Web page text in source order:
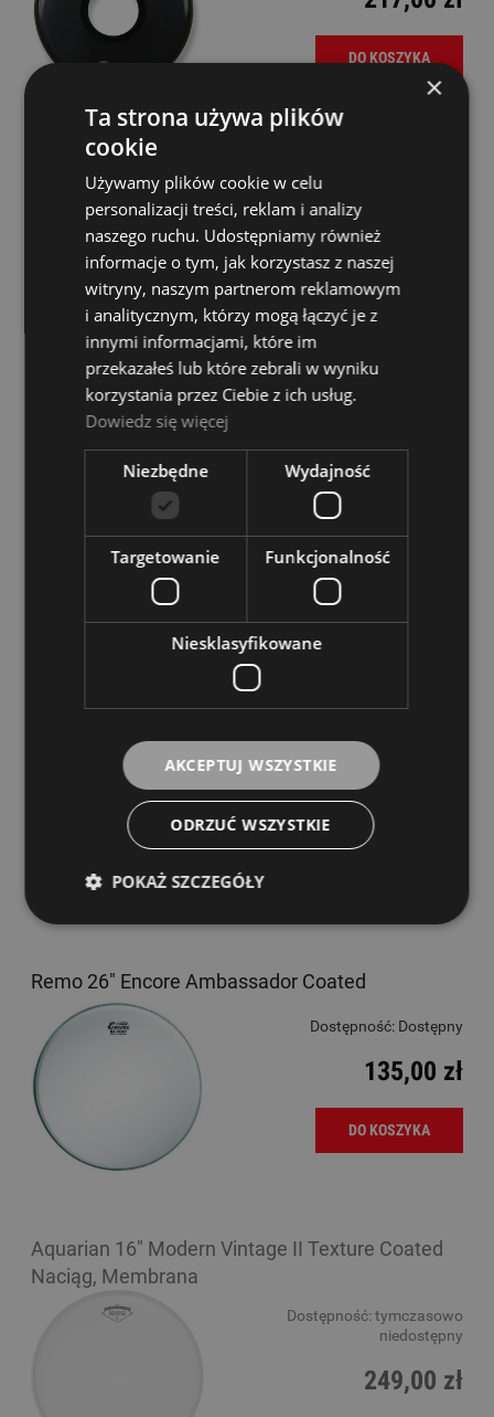
DO KOSZYKA
Evans 20" EQ1 Coated White
Dostępność:
175,00 zł
DO KOSZYKA
Evans 24" EQ3 Reso Black
Dostępność:
184,00 zł
Remo 22" Encore Ambassador Bassdrum Coated
Dostępność:
105,00 zł
Remo 26" Encore Ambassador Coated
Dostępność: Dostępny
135,00 zł
DO KOSZYKA
Aquarian 16" Modern Vintage II Texture Coated
Naciąg, Membrana
Dostępność: tymczasowo
niedostępny
249,00 zł
×
Ta strona używa plików
cookie
Używamy plików cookie w celu
personalizacji treści, reklam i analizy
naszego ruchu. Udostępniamy również
informacje o tym, jak korzystasz z naszej
witryny, naszym partnerom reklamowym
i analitycznym, którzy mogą łączyć je z
innymi informacjami, które im
przekazałeś lub które zebrali w wyniku
korzystania przez Ciebie z ich usług.
Dowiedz się więcej
Niezbędne Wydajność
Targetowanie Funkcjonalność
Niesklasyfikowane
AKCEPTUJ WSZYSTKIE
ODRZUĆ WSZYSTKIE
POKAŻ SZCZEGÓŁY